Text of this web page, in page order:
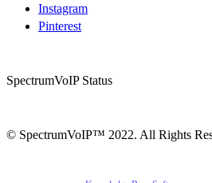
Instagram
Pinterest
SpectrumVoIP Status
© SpectrumVoIP™ 2022. All Rights